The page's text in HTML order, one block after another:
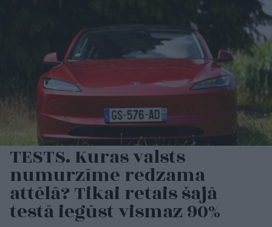
TESTS. Kuras valsts
numurzīme redzama
attēlā? Tikai retais šajā
testā iegūst vismaz 90%